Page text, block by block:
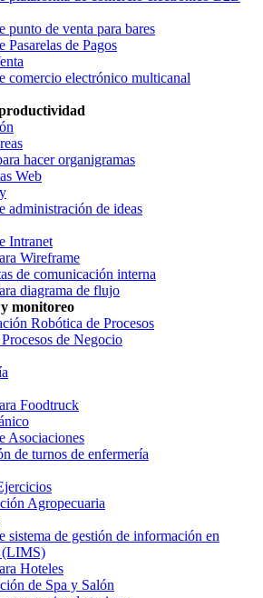
punto de venta para bares
Pasarelas de Pagos
comercio electrónico multicanal
hacer organigramas
Web
administración de ideas
Intranet
Wireframe
de comunicación interna
diagrama de flujo
monitoreo
Robótica de Procesos
de Negocio
Foodtruck
Asociaciones
de turnos de enfermería
Agropecuaria
sistema de gestión de información en
(LIMS)
Hoteles
de Spa y Salón